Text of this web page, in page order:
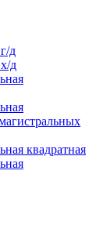
д
д
квадратная